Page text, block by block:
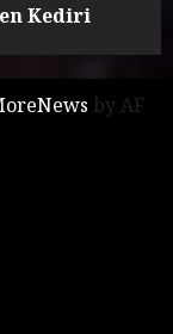
Kediri
by AF